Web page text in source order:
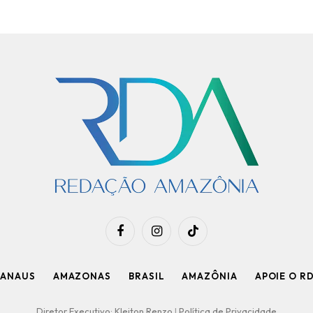
FacebookInstagramTikTok
AMAZONAS BRASIL AMAZÔNIA APOIE O